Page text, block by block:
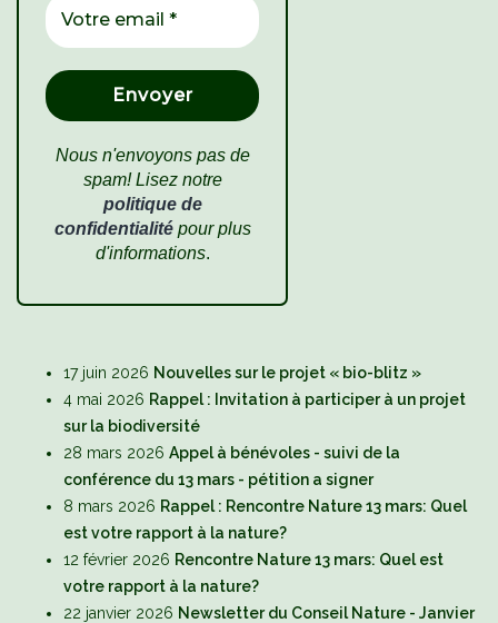
Nous n'envoyons pas de
spam! Lisez notre
politique de
confidentialitépour plus
d'informations.
17 juin 2026 Nouvelles sur le projet « bio-blitz »
4 mai 2026 Rappel : Invitation à participer à un projet
sur la biodiversité
28 mars 2026 Appel à bénévoles - suivi de la
conférence du 13 mars - pétition a signer
8 mars 2026 Rappel : Rencontre Nature 13 mars: Quel
est votre rapport à la nature?
12 février 2026 Rencontre Nature 13 mars: Quel est
votre rapport à la nature?
22 janvier 2026 Newsletter du Conseil Nature - Janvier